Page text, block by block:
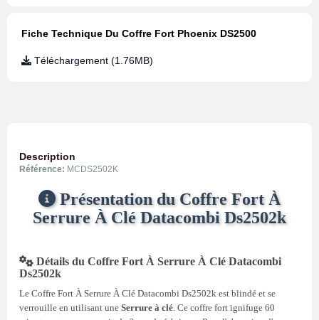
Fiche Technique Du Coffre Fort Phoenix DS2500
Téléchargement (1.76MB)
Description
Référence: MCDS2502K
Présentation du Coffre Fort À
Serrure À Clé Datacombi Ds2502k
Détails du Coffre Fort À Serrure À Clé Datacombi
Ds2502k
Le Coffre Fort À Serrure À Clé Datacombi Ds2502k est blindé et se
verrouille en utilisant une Serrure à clé. Ce coffre fort ignifuge 60